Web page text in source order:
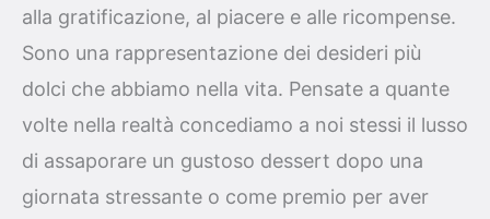
alla gratificazione, al piacere e alle ricompense.
Sono una rappresentazione dei desideri più
dolci che abbiamo nella vita. Pensate a quante
volte nella realtà concediamo a noi stessi il lusso
di assaporare un gustoso dessert dopo una
giornata stressante o come premio per aver